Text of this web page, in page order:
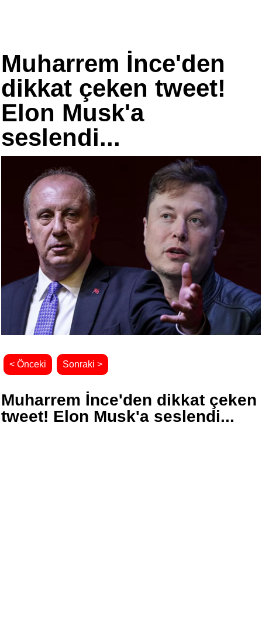
Muharrem İnce'den
dikkat çeken tweet!
Elon Musk'a
seslendi...
< Önceki Sonraki >
Muharrem İnce'den dikkat çeken
tweet! Elon Musk'a seslendi...